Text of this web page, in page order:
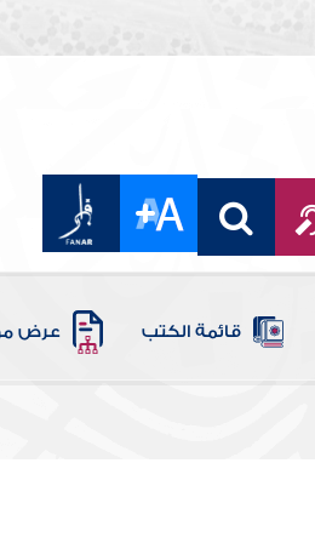
قائمة الكتب عرض